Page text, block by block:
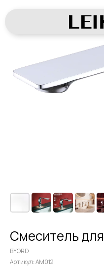
Смеситель
BYORD
Артикул:AM012